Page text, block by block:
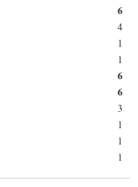
6
4
1
1
6
6
3
1
1
1